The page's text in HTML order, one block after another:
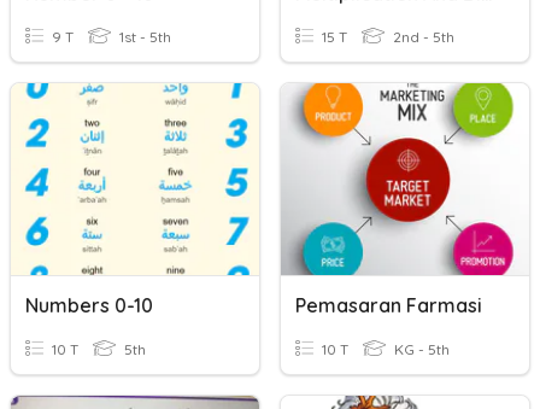
9 T 1st - 5th 15 T 2nd - 5th
Numbers 0-10
10 T 5th
Pemasaran Farmasi
10 T KG - 5th